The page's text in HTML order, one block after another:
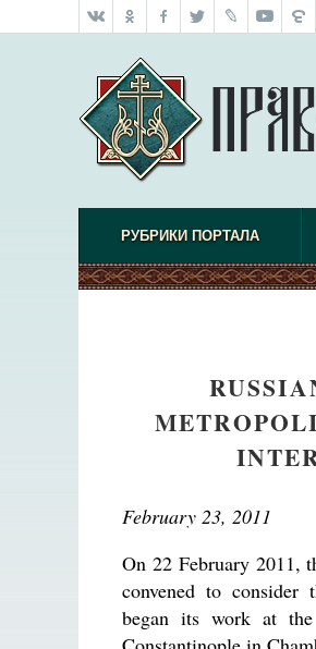
РУБРИКИ ПОРТАЛА
February 23, 2011
On 22 February 2011,
convened to consider
began its work at